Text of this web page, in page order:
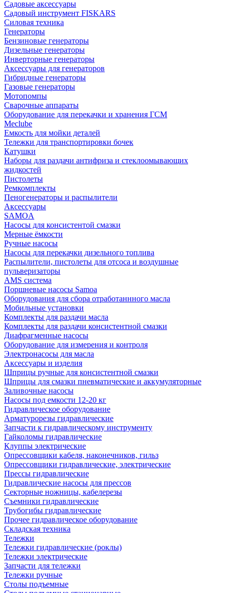
Садовые аксессуары
Садовый инструмент FISKARS
Силовая техника
Генераторы
Бензиновые генераторы
Дизельные генераторы
Инверторные генераторы
Аксессуары для генераторов
Гибридные генераторы
Газовые генераторы
Мотопомпы
Сварочные аппараты
Оборудование для перекачки и хранения ГСМ
Meclube
Емкость для мойки деталей
Тележки для транспортировки бочек
Катушки
Наборы для раздачи антифриза и стеклоомывающих
жидкостей
Пистолеты
Ремкомплекты
Пеногенераторы и распылители
Аксессуары
SAMOA
Насосы для консистентой смазки
Мерные ёмкости
Ручные насосы
Насосы для перекачки дизельного топлива
Распылители, пистолеты для отсоса и воздушные
пульверизаторы
AMS система
Поршневые насосы Samoa
Оборудования для сбора отработаннного масла
Мобильные установки
Комплекты для раздачи масла
Комплекты для раздачи консистентной смазки
Диафрагменные насосы
Оборудование для измерения и контроля
Электронасосы для масла
Аксессуары и изделия
Шприцы ручные для консистентной смазки
Шприцы для смазки пневматические и аккумуляторные
Заливочные насосы
Насосы под емкости 12-20 кг
Гидравлическое оборудование
Арматурорезы гидравлические
Запчасти к гидравлическому инструменту
Гайколомы гидравлические
Клуппы электрические
Опрессовщики кабеля, наконечников, гильз
Опрессовщики гидравлические, электрические
Прессы гидравлические
Гидравлические насосы для прессов
Секторные ножницы, кабелерезы
Съемники гидравлические
Трубогибы гидравлические
Прочее гидравлическое оборудование
Складская техника
Тележки
Тележки гидравлические (роклы)
Тележки электрические
Запчасти для тележки
Тележки ручные
Столы подъемные